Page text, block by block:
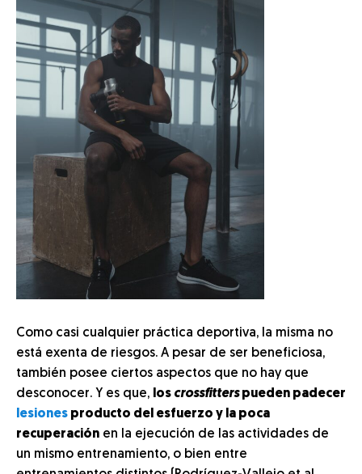
Como casi cualquier práctica deportiva, la misma no
está exenta de riesgos. A pesar de ser beneficiosa,
también posee ciertos aspectos que no hay que
desconocer. Y es que, los crossfitterspueden padecer
lesiones producto del esfuerzo y la poca
recuperación en la ejecución de las actividades de
un mismo entrenamiento, o bien entre